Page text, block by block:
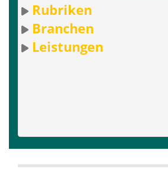
Rubriken
Branchen
Leistungen